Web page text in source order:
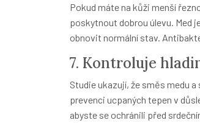
Pokud máte na kůži menší
poskytnout dobrou úlevu. Med
obnovit normální stav.
7. Kontroluje
Studie ukazují, že směs medu
prevenci ucpaných tepen v
abyste se ochránili před